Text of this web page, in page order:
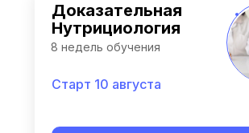
Доказательная
Нутрициология
Старт 10 августа
8 недель обучения